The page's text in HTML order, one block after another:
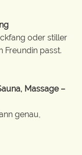
oder stiller
Freundin passt.
Massage –
genau,